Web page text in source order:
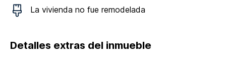
La vivienda no fue remodelada
Detalles extras del inmueble